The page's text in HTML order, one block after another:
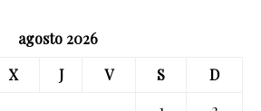
agosto 2026
X J V S
D